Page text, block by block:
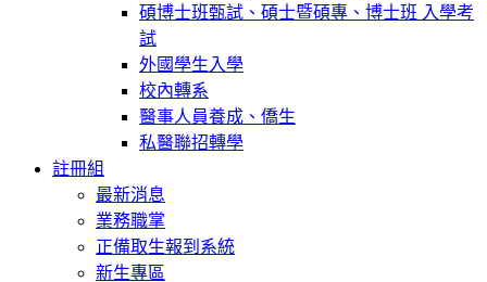
碩博士班甄試、碩士暨碩專、博士班 入學考
試
外國學生入學
校內轉系
醫事人員養成、僑生
私醫聯招轉學
註冊組
最新消息
業務職掌
正備取生報到系統
新生專區